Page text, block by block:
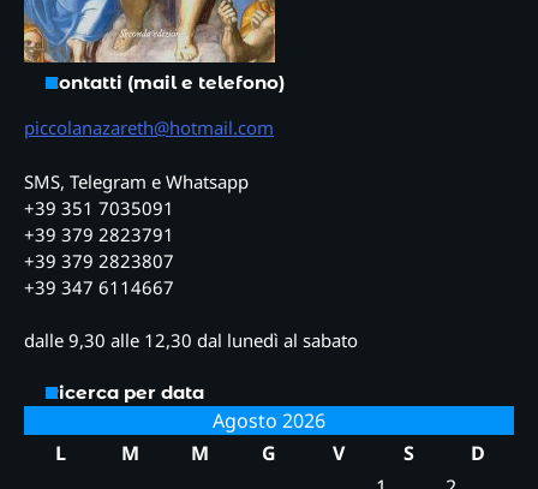
Contatti (mail e telefono)
piccolanazareth@hotmail.com
SMS, Telegram e Whatsapp
+39 351 7035091
+39 379 2823791
+39 379 2823807
+39 347 6114667
dalle 9,30 alle 12,30 dal lunedì al sabato
Ricerca per data
Agosto 2026
L
M M G V S
D